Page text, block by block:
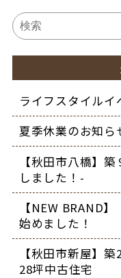
ライフスタイルイ
夏季休業のお知ら
【秋田市八橋】
しました！-
【NEW BRAND
始めました！
【秋田市新屋】
28坪中古住宅